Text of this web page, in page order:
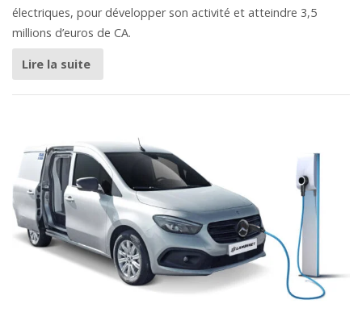
électriques, pour développer son activité et atteindre 3,5
millions d’euros de CA.
Lire la suite